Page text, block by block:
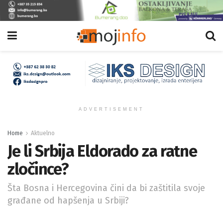
ADVERTISEMENT
Home Aktuelno
Je li Srbija Eldorado za ratne
zločince?
Šta Bosna i Hercegovina čini da bi zaštitila svoje
građane od hapšenja u Srbiji?